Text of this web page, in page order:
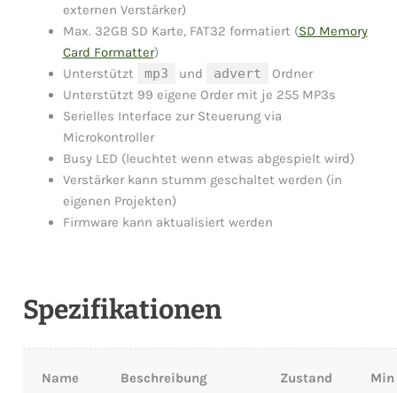
externen Verstärker)
Max. 32GB SD Karte, FAT32 formatiert (SD Memory
Card Formatter)
Unterstützt
mp3 und advert
Ordner
Unterstützt 99 eigene Order mit je 255 MP3s
Serielles Interface zur Steuerung via
Microkontroller
Busy LED (leuchtet wenn etwas abgespielt wird)
Verstärker kann stumm geschaltet werden (in
eigenen Projekten)
Firmware kann aktualisiert werden
Spezifikationen
Name Beschreibung Zustand Min